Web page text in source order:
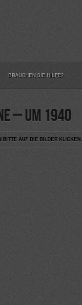
BRAUCHEN SIE HILFE?
– um 1940
BITTE AUF DIE BILDER KLICKEN.